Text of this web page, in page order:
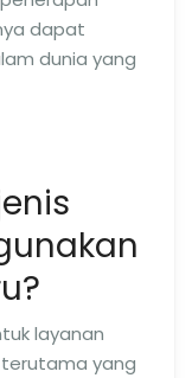
dapat
dunia yang
layanan
terutama yang